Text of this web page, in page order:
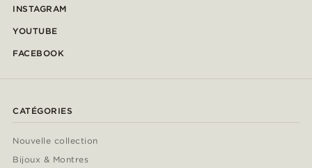
INSTAGRAM
YOUTUBE
FACEBOOK
CATÉGORIES
Nouvelle collection
Bijoux & Montres